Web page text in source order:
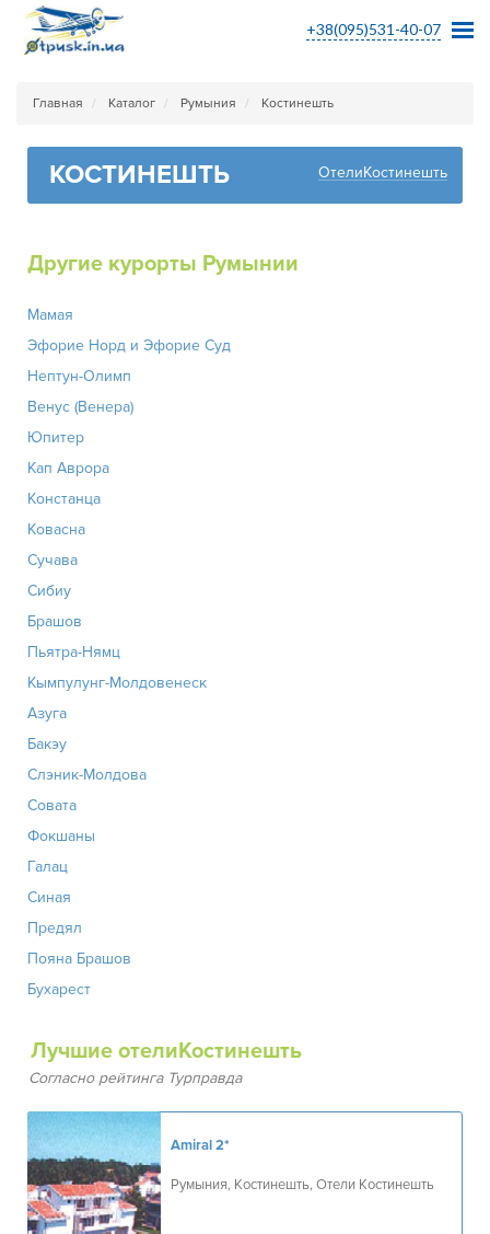
+38(095)531-40-07
Главная Каталог Румыния Костинешть
КОСТИНЕШТЬ ОтелиКостинешть
Другие курорты Румынии
Мамая
Эфорие Норд и Эфорие Суд
Нептун-Олимп
Венус (Венера)
Юпитер
Кап Аврора
Констанца
Ковасна
Сучава
Сибиу
Брашов
Пьятра-Нямц
Кымпулунг-Молдовенеск
Азуга
Бакэу
Слэник-Молдова
Совата
Фокшаны
Галац
Синая
Предял
Пояна Брашов
Бухарест
Лучшие отелиКостинешть
Согласно рейтинга Турправда
Amiral2*
Румыния, Костинешть, Отели Костинешть